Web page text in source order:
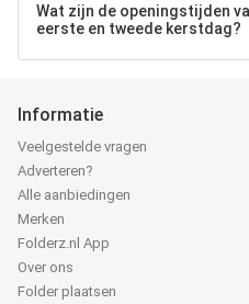
Wat zijn de openingstijden
eerste en tweede kerstdag?
Informatie
Veelgestelde vragen
Adverteren?
Alle aanbiedingen
Merken
Folderz.nl App
Over ons
Folder plaatsen